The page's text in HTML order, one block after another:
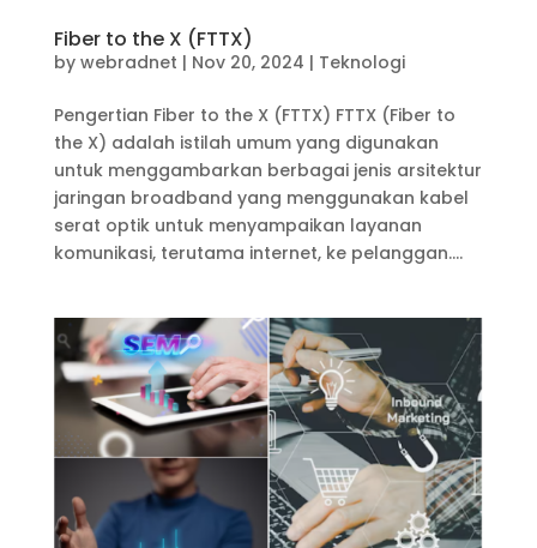
Fiber to the X (FTTX)
by webradnet | Nov 20, 2024 | Teknologi
Pengertian Fiber to the X (FTTX) FTTX (Fiber to
the X) adalah istilah umum yang digunakan
untuk menggambarkan berbagai jenis arsitektur
jaringan broadband yang menggunakan kabel
serat optik untuk menyampaikan layanan
komunikasi, terutama internet, ke pelanggan....